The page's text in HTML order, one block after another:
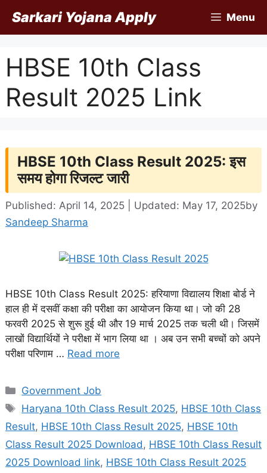
content
Sarkari Yojana Apply Menu
HBSE 10th Class
Result 2025 Link
HBSE 10th Class Result 2025: इस
समय होगा रिजल्ट जारी
Published: April 14, 2025 | Updated: May 17, 2025by
Sandeep Sharma
HBSE 10th Class Result 2025: हरियाणा विद्यालय शिक्षा बोर्ड ने
हाल ही में दसवीं कक्षा की परीक्षा का आयोजन किया था। जो की 28
फरवरी 2025 से शुरू हुई थी और 19 मार्च 2025 तक चली थी। जिसमें
लाखों विद्यार्थियों ने परीक्षा में भाग लिया था । अब उन सभी बच्चों को अपने
परीक्षा परिणाम … Read more
Categories
Government Job
Tags
Haryana 10th Class Result 2025, HBSE 10th Class
Result, HBSE 10th Class Result 2025, HBSE 10th
Class Result 2025 Download , HBSE 10th Class Result
2025 Download link, HBSE 10th Class Result 2025